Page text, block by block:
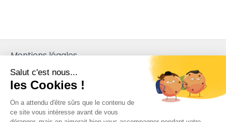
Mentions légales
Contact
Plan du site
Mediapilote
Salut c'est nous...
les Cookies !
On a attendu d'être sûrs que le contenu de
ce site vous intéresse avant de vous